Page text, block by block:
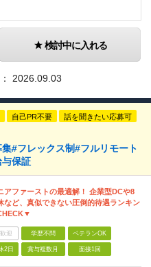
検討中に入れる
2026.09.03
自己PR不要 話を聞きたい応募可
#フレックス制#フルリモート
保証
アファーストの最適解！ 企業型DCや8
など、真似できない圧倒的待遇ランキン
迎 学歴不問 ベテランOK
2日 賞与複数月 面接1回